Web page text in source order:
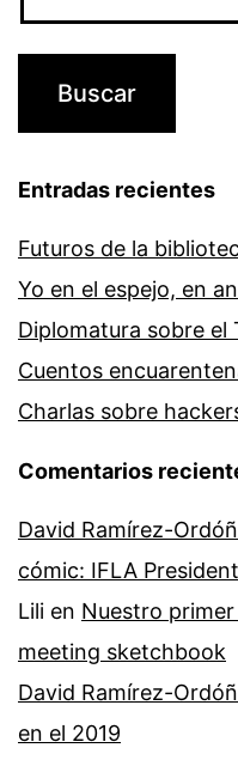
Entradas recientes
Futuros de la
Yo en el espejo, en
Diplomatura sobre el
Cuentos
Charlas sobre
Comentarios
David Ramírez-
cómic: IFLA
Lili en Nuestro primer
meeting sketchbook
David Ramírez-
en el 2019